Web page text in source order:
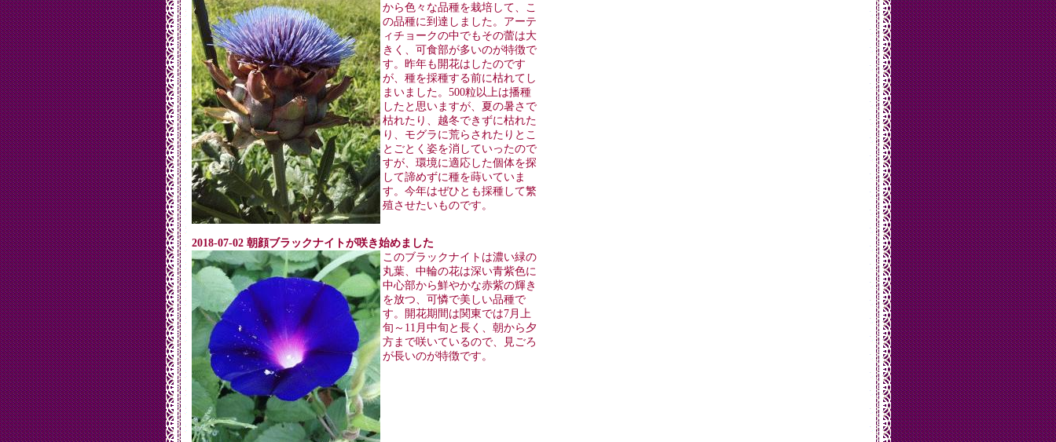
から色々な品種を栽培して、こ
の品種に到達しました。アーテ
ィチョークの中でもその蕾は大
きく、可食部が多いのが特徴で
す。昨年も開花はしたのです
が、種を採種する前に枯れてし
まいました。500粒以上は播種
したと思いますが、夏の暑さで
枯れたり、越冬できずに枯れた
り、モグラに荒らされたりとこ
とごとく姿を消していったので
すが、環境に適応した個体を探
して諦めずに種を蒔いていま
す。今年はぜひとも採種して繁
殖させたいものです。
2018-07-02 朝顔ブラックナイトが咲き始めました
このブラックナイトは濃い緑の
丸葉、中輪の花は深い青紫色に
中心部から鮮やかな赤紫の輝き
を放つ、可憐で美しい品種で
す。開花期間は関東では7月上
旬～11月中旬と長く、朝から夕
方まで咲いているので、見ごろ
が長いのが特徴です。